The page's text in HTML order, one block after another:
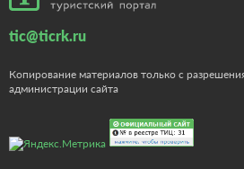
tic@ticrk.ru
Копирование материалов только с
администрации сайта